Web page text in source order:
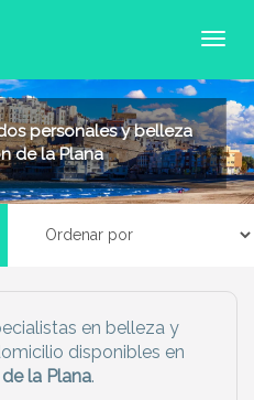
de la Plana
Chica
Profesor
en belleza y
disponibles en
la Plana.